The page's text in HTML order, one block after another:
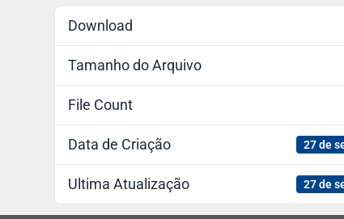
Download
Tamanho do Arquivo
File Count
Data de Criação 27 de
Ultima Atualização 27 de